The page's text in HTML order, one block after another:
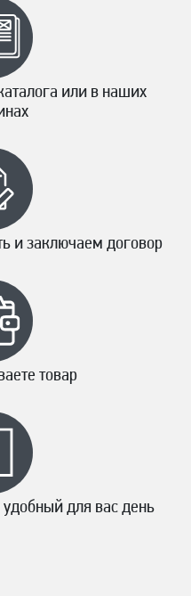
или в наших
и заключаем договор
товар
для вас день